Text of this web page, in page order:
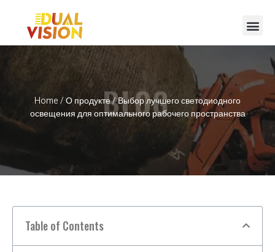
Home/О продукте/ Выбор лучшего светодиодного
освещения для оптимального рабочего пространства
BLOG
Table of Contents